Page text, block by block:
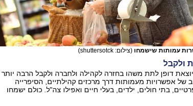
עמותות שישמחו (צילום: shuttersotck)
דופן לתת משהו בחזרה לקהילה ולחברה ולקבל הרבה יותר
של אפשרויות מעמותות דרך מרכזים קהילתיים, הסיפרייה
בתי חולים, ילדים, בעלי חיים ואפילו צה"ל. כולם ישמחו